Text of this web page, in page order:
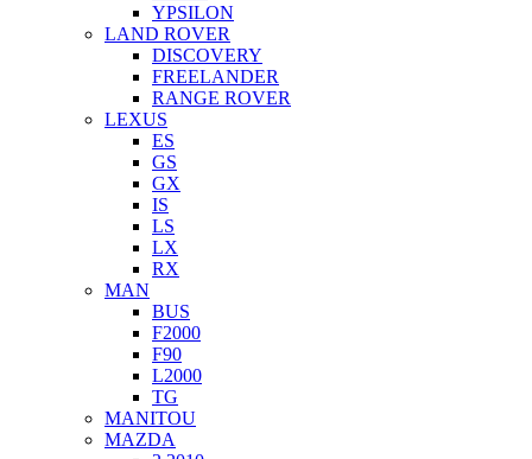
YPSILON
LAND ROVER
DISCOVERY
FREELANDER
RANGE ROVER
LEXUS
ES
GS
GX
IS
LS
LX
RX
MAN
BUS
F2000
F90
L2000
TG
MANITOU
MAZDA